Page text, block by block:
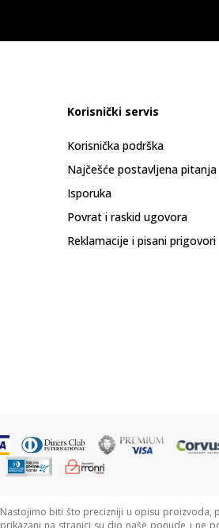
Korisnički servis
Korisnička podrška
Najčešće postavljena pitanja
Isporuka
Povrat i raskid ugovora
Reklamacije i pisani prigovori
Nastojimo biti što precizniji u opisu proizvoda,